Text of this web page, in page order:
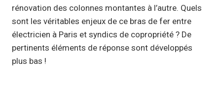
rénovation des colonnes montantes à l’autre. Quels
sont les véritables enjeux de ce bras de fer entre
électricien à Paris et syndics de copropriété ? De
pertinents éléments de réponse sont développés
plus bas !